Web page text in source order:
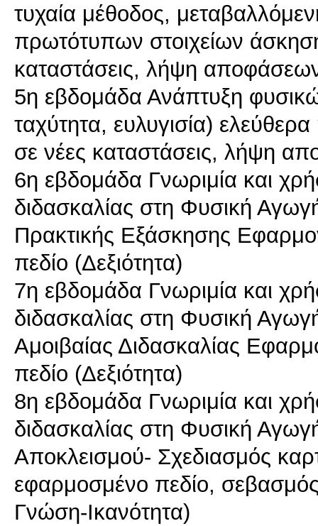
τυχαία μέθοδος,
πρωτότυπων στοιχείων
καταστάσεις, λήψη
5η εβδομάδα Ανάπτυξη
ταχύτητα, ευλυγισία)
σε νέες καταστάσεις, λήψη
6η εβδομάδα Γνωριμία και
διδασκαλίας στη Φυσική
Πρακτικής Εξάσκησης
πεδίο (Δεξιότητα)
7η εβδομάδα Γνωριμία και
διδασκαλίας στη Φυσική
Αμοιβαίας Διδασκαλίας
πεδίο (Δεξιότητα)
8η εβδομάδα Γνωριμία και
διδασκαλίας στη Φυσική
Αποκλεισμού- Σχεδιασμός
εφαρμοσμένο πεδίο, σεβασμός
Γνώση-Ικανότητα)